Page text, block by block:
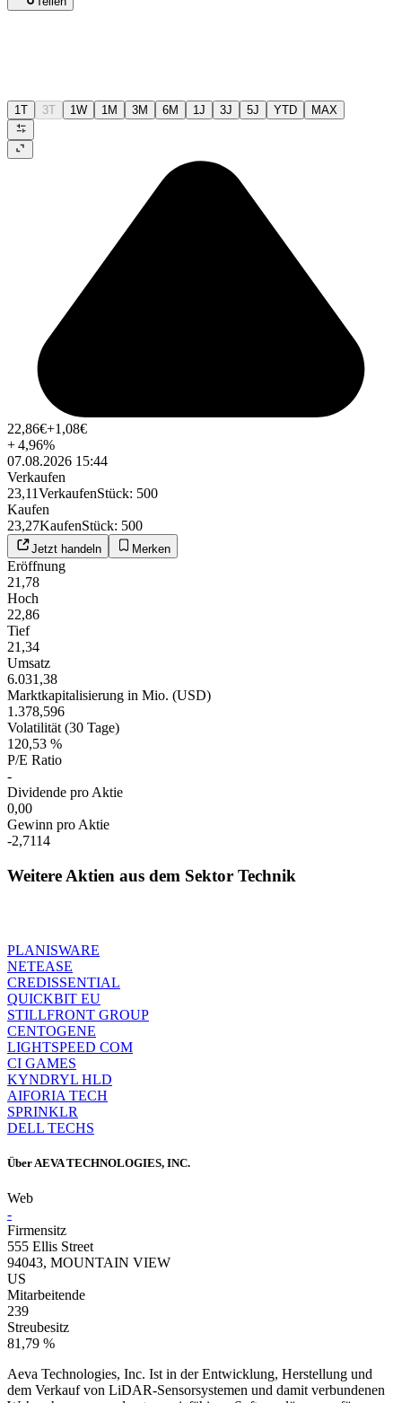
1T 3T 1W 1M 3M 6M 1J 3J 5J YTD MAX
22,86€+1,08€
+4,96%
07.08.2026 15:44
Verkaufen
23,11VerkaufenStück: 500
Kaufen
23,27KaufenStück: 500
Jetzt handeln Merken
Eröffnung
21,78
Hoch
22,86
Tief
21,34
Umsatz
6.031,38
Marktkapitalisierung in Mio. (USD)
1.378,596
Volatilität (30 Tage)
120,53 %
P/E Ratio
-
Dividende pro Aktie
0,00
Gewinn pro Aktie
-2,7114
Weitere Aktien aus dem Sektor Technik
PLANISWARE
NETEASE
CREDISSENTIAL
QUICKBIT EU
STILLFRONT GROUP
CENTOGENE
LIGHTSPEED COM
CI GAMES
KYNDRYL HLD
AIFORIA TECH
SPRINKLR
DELL TECHS
Über AEVA TECHNOLOGIES, INC.
Web
-
Firmensitz
555 Ellis Street
94043, MOUNTAIN VIEW
US
Mitarbeitende
239
Streubesitz
81,79 %
Aeva Technologies, Inc. Ist in der Entwicklung, Herstellung und
dem Verkauf von LiDAR-Sensorsystemen und damit verbundenen